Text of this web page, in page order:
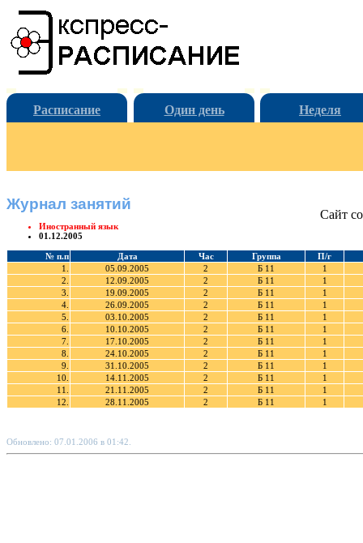
Расписание Один день Неделя
Журнал занятий
Иностранный язык
01.12.2005
№ п.п Дата Час Группа
П/г
1.
05.09.2005 2 Б 11
1
2.
12.09.2005 2 Б 11
1
3.
19.09.2005 2 Б 11
1
4.
26.09.2005 2 Б 11
1
5.
03.10.2005 2 Б 11
1
6.
10.10.2005 2 Б 11
1
7.
17.10.2005 2 Б 11
1
8.
24.10.2005 2 Б 11
1
9.
31.10.2005 2 Б 11
1
10.
14.11.2005 2 Б 11
1
11.
21.11.2005 2 Б 11
1
12.
28.11.2005 2 Б 11 1
Обновлено: 07.01.2006 в 01:42.
Сайт